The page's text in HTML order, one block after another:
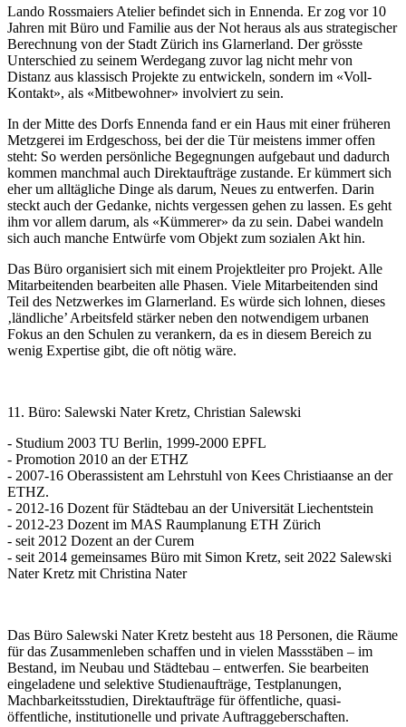
Lando Rossmaiers Atelier befindet sich in Ennenda. Er zog vor 10
Jahren mit Büro und Familie aus der Not heraus als aus strategischer
Berechnung von der Stadt Zürich ins Glarnerland. Der grösste
Unterschied zu seinem Werdegang zuvor lag nicht mehr von
Distanz aus klassisch Projekte zu entwickeln, sondern im «Voll-
Kontakt», als «Mitbewohner» involviert zu sein.
In der Mitte des Dorfs Ennenda fand er ein Haus mit einer früheren
Metzgerei im Erdgeschoss, bei der die Tür meistens immer offen
steht: So werden persönliche Begegnungen aufgebaut und dadurch
kommen manchmal auch Direktaufträge zustande. Er kümmert sich
eher um alltägliche Dinge als darum, Neues zu entwerfen. Darin
steckt auch der Gedanke, nichts vergessen gehen zu lassen. Es geht
ihm vor allem darum, als «Kümmerer» da zu sein. Dabei wandeln
sich auch manche Entwürfe vom Objekt zum sozialen Akt hin.
Das Büro organisiert sich mit einem Projektleiter pro Projekt. Alle
Mitarbeitenden bearbeiten alle Phasen. Viele Mitarbeitenden sind
Teil des Netzwerkes im Glarnerland. Es würde sich lohnen, dieses
‚ländliche’ Arbeitsfeld stärker neben den notwendigem urbanen
Fokus an den Schulen zu verankern, da es in diesem Bereich zu
wenig Expertise gibt, die oft nötig wäre.
11. Büro: Salewski Nater Kretz, Christian Salewski
- Studium 2003 TU Berlin, 1999-2000 EPFL
- Promotion 2010 an der ETHZ
- 2007-16 Oberassistent am Lehrstuhl von Kees Christiaanse an der
ETHZ.
- 2012-16 Dozent für Städtebau an der Universität Liechentstein
- 2012-23 Dozent im MAS Raumplanung ETH Zürich
- seit 2012 Dozent an der Curem
- seit 2014 gemeinsames Büro mit Simon Kretz, seit 2022 Salewski
Nater Kretz mit Christina Nater
Das Büro Salewski Nater Kretz besteht aus 18 Personen, die Räume
für das Zusammenleben schaffen und in vielen Massstäben – im
Bestand, im Neubau und Städtebau – entwerfen. Sie bearbeiten
eingeladene und selektive Studienaufträge, Testplanungen,
Machbarkeitsstudien, Direktaufträge für öffentliche, quasi-
öffentliche, institutionelle und private Auftraggeberschaften.